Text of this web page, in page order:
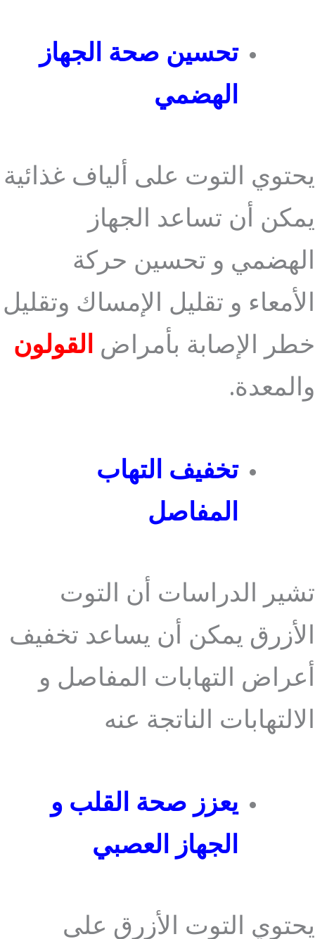
تحسين صحة الجهاز
الهضمي
يحتوي التوت على ألياف غذائية
يمكن أن تساعد الجهاز
الهضمي و تحسين حركة
الأمعاء و تقليل الإمساك وتقليل
خطر الإصابة بأمراض القولون
والمعدة.
تخفيف التهاب
المفاصل
تشير الدراسات أن التوت
الأزرق يمكن أن يساعد تخفيف
أعراض التهابات المفاصل و
الالتهابات الناتجة عنه
يعزز صحة القلب و
الجهاز العصبي
يحتوي التوت الأزرق على